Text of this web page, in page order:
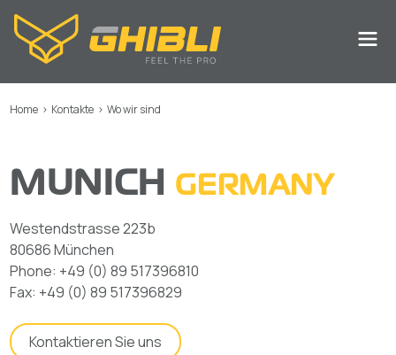
Home > Kontakte > Wo wir sind
MUNICH GERMANY
Westendstrasse 223b
80686 München
Phone: +49 (0) 89 517396810
Fax: +49 (0) 89 517396829
Kontaktieren Sie uns